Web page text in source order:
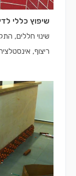
שיפוץ כללי
שינוי חללים,
ריצוף,